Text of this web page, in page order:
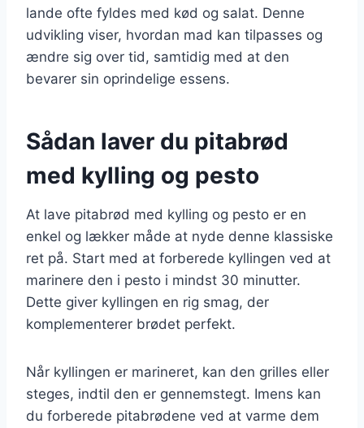
lande ofte fyldes med kød og salat. Denne
udvikling viser, hvordan mad kan tilpasses og
ændre sig over tid, samtidig med at den
bevarer sin oprindelige essens.
Sådan laver du pitabrød
med kylling og pesto
At lave pitabrød med kylling og pesto er en
enkel og lækker måde at nyde denne klassiske
ret på. Start med at forberede kyllingen ved at
marinere den i pesto i mindst 30 minutter.
Dette giver kyllingen en rig smag, der
komplementerer brødet perfekt.
Når kyllingen er marineret, kan den grilles eller
steges, indtil den er gennemstegt. Imens kan
du forberede pitabrødene ved at varme dem